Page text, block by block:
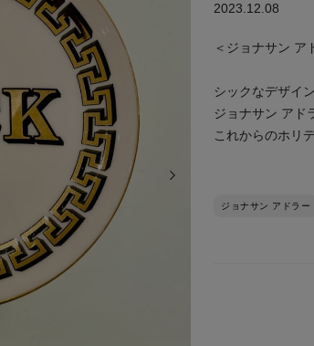
2023.12.08
＜ジョナサン ア
シックなデザイ
ジョナサン アド
これからのホリ
ジョナサン アドラー